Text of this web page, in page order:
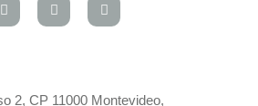
2, CP 11000 Montevideo,